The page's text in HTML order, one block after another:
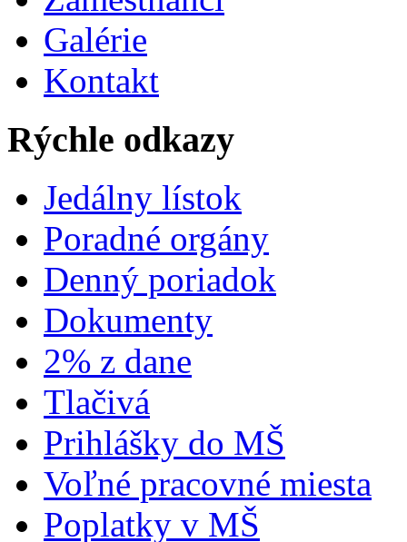
Galérie
Kontakt
Rýchle odkazy
Jedálny lístok
Poradné orgány
Denný poriadok
Dokumenty
2% z dane
Tlačivá
Prihlášky do MŠ
Voľné pracovné miesta
Poplatky v MŠ